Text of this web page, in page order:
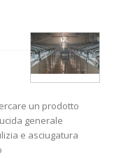
un prodotto
generale
e asciugatura